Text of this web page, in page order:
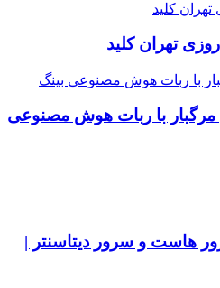
کلید
تهران کلید
با ربات هوش مصنوعی بینگ
با ربات هوش مصنوعی
هاست و سرور دیتاسنتر |